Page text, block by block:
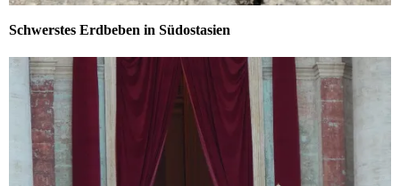
Schwerstes Erdbeben in Südostasien